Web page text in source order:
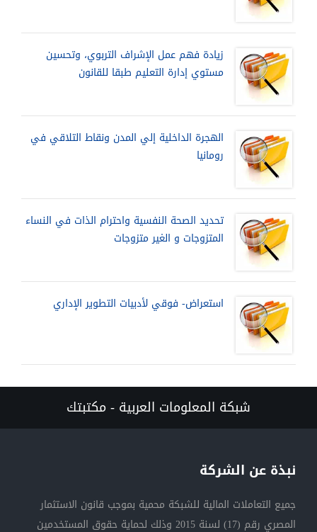
زيادة فهم عمل الإشراف التربوي، وتحسين
مستوي إدارة التعليم طبقا للقانون
الهجرة الداخلية إلي المدن ونقاط التلاقي في
رومانيا
تحديد الصحة النفسية واحترام الذات في النساء
المتزوجات و الغير متزوجات
استعراض- فوقي لأدبيات التطوير الإداري
شبكة المعلومات العربية - مكتبتك
نبذة عن الشركة
جميع التعاملات المالية للشبكة محمية بموجب قانون الاستثمار
المصري رقم (17) لسنة 2015 وذلك لحماية حقوق المستخدمين